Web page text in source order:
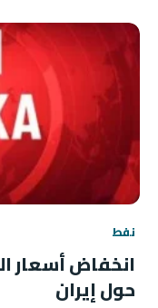
نفط
انخفاض أسعار
حول إيران